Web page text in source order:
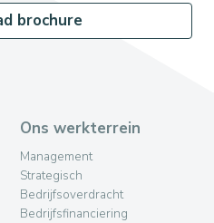
brochure
Ons werkterrein
Management
Strategisch
Bedrijfsoverdracht
Bedrijfsfinanciering